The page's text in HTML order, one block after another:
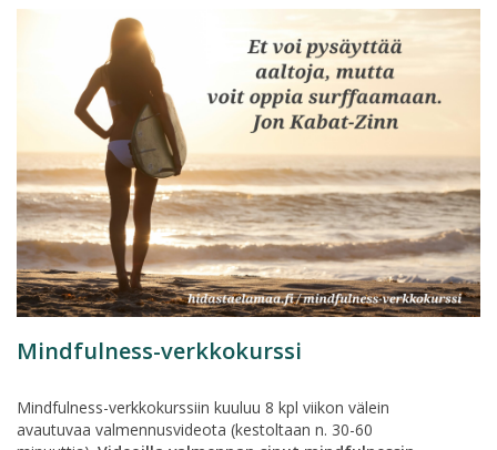
Mindfulness-verkkokurssi
Mindfulness-verkkokurssiin kuuluu 8 kpl viikon välein
avautuvaa valmennusvideota (kestoltaan n. 30-60